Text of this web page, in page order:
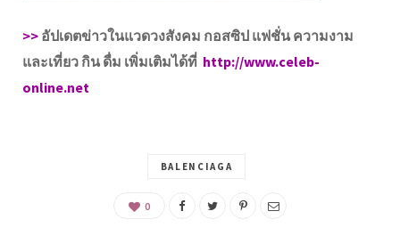
>> อัปเดตข่าวในแวดวงสังคม กอสซิป แฟชั่น ความงาม
และเที่ยว กิน ดื่ม เพิ่มเติมได้ที่ http://www.celeb-
online.net
BALENCIAGA
0